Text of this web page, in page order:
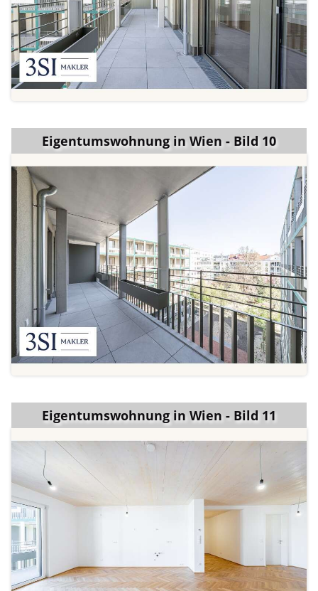
Eigentumswohnung in Wien - Bild 10
Eigentumswohnung in Wien - Bild 11